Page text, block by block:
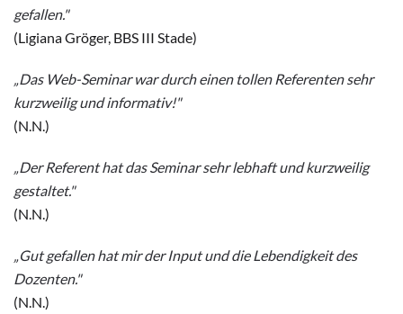
gefallen."
(Ligiana Gröger, BBS III Stade)
„Das Web-Seminar war durch einen tollen Referenten sehr
kurzweilig und informativ!"
(N.N.)
„Der Referent hat das Seminar sehr lebhaft und kurzweilig
gestaltet."
(N.N.)
„Gut gefallen hat mir der Input und die Lebendigkeit des
Dozenten."
(N.N.)